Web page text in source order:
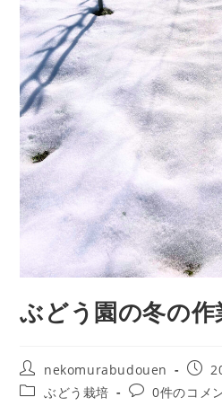
ぶどう園の冬の
nekomurabudouen
ぶどう栽培
0件のコメ